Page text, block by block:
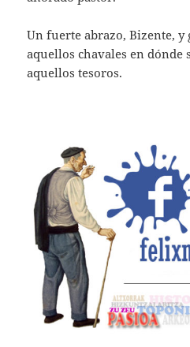
Un fuerte abrazo, Bizente,
aquellos chavales en dónde
aquellos tesoros.